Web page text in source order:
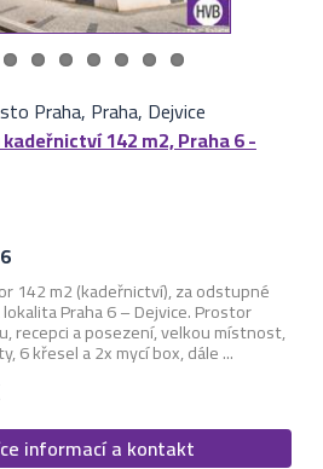
Praha, Praha, Dejvice
142 m2, Praha 6 -
142 m2 (kadeřnictví), za odstupné
Praha 6 – Dejvice. Prostor
recepci a posezení, velkou místnost,
6 křesel a 2x mycí box, dále ...
informací a kontakt